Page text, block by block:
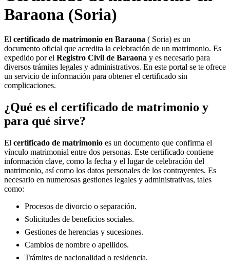
Baraona (Soria)
El certificado de matrimonio en Baraona ( Soria) es un
documento oficial que acredita la celebración de un matrimonio. Es
expedido por el Registro Civil de Baraona y es necesario para
diversos trámites legales y administrativos. En este portal se te ofrece
un servicio de información para obtener el certificado sin
complicaciones.
¿Qué es el certificado de matrimonio y
para qué sirve?
El certificado de matrimonio es un documento que confirma el
vínculo matrimonial entre dos personas. Este certificado contiene
información clave, como la fecha y el lugar de celebración del
matrimonio, así como los datos personales de los contrayentes. Es
necesario en numerosas gestiones legales y administrativas, tales
como:
Procesos de divorcio o separación.
Solicitudes de beneficios sociales.
Gestiones de herencias y sucesiones.
Cambios de nombre o apellidos.
Trámites de nacionalidad o residencia.